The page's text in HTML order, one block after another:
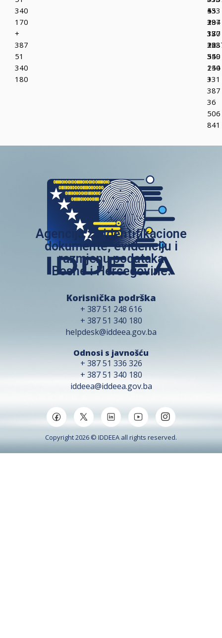
340
170
+
387
51
340
180
+
387
37
223
349
433
+
387
36
550
150
+
387
36
506
841
55
294
130
55
244
331
Agencija za identifikacione
dokumente, evidenciju i
razmjenu podataka
Bosne i Hercegovine.
Korisnička podrška
+ 387 51 248 616
+ 387 51 340 180
helpdesk@iddeea.gov.ba
Odnosi s javnošću
+ 387 51 336 326
+ 387 51 340 180
iddeea@iddeea.gov.ba
Copyright 2026 © IDDEEA all rights reserved.